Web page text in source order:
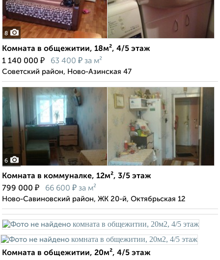
8
Комната в общежитии, 18м², 4/5 этаж
1 140 000 ₽ 63 400 ₽ за м²
Советский район, Ново-Азинская 47
6
Комната в коммуналке, 12м², 3/5 этаж
799 000 ₽ 66 600 ₽ за м²
Ново-Савиновский район, ЖК 20-й, Октябрьская 12
Комната в общежитии, 20м², 4/5 этаж